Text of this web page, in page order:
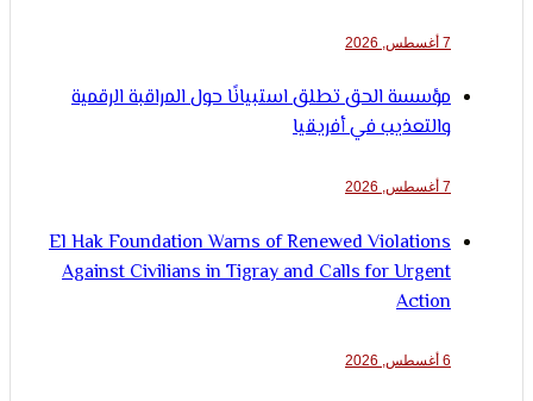
مؤسسة الحق تطلق استبيانًا حول المراقبة الرقمية
والتعذيب في أفريقيا
El Hak Foundation Warns of Renewed Violations
Against Civilians in Tigray and Calls for Urgent